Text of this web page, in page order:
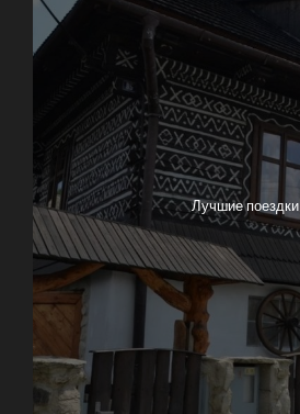
Лучшие поездки